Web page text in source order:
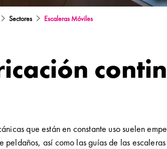
Sectores Escaleras Móviles
que están en constante uso suelen
peldaños, así como las guías de las